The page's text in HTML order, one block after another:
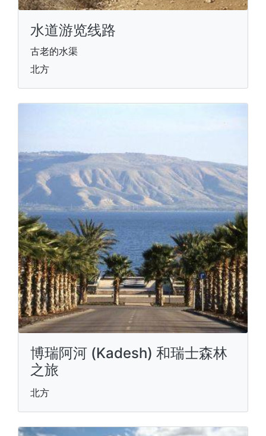
水道游览线路
古老的水渠
北方
博瑞阿河 (Kadesh) 和瑞士森林
之旅
北方